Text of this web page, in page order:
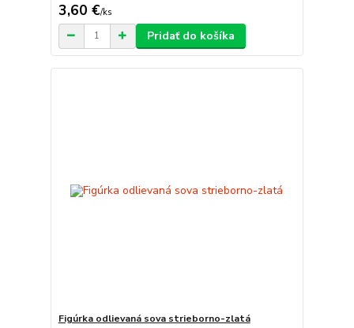
3,60 €/ks
Pridať do košíka
Figúrka odlievaná sova strieborno-zlatá